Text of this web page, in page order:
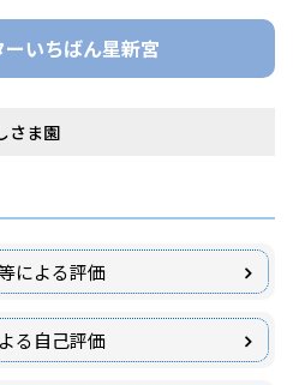
いちばん星新宮
さま園
による評価
る自己評価